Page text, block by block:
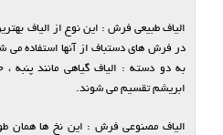
الیاف طبیعی فرش : این نوع از الیاف
در فرش های دستباف از آنها استفاده
به دو دسته : الیاف گیاهی مانند پنبه
ابریشم تقسیم می شوند.
الیاف مصنوعی فرش : این نخ ها همان